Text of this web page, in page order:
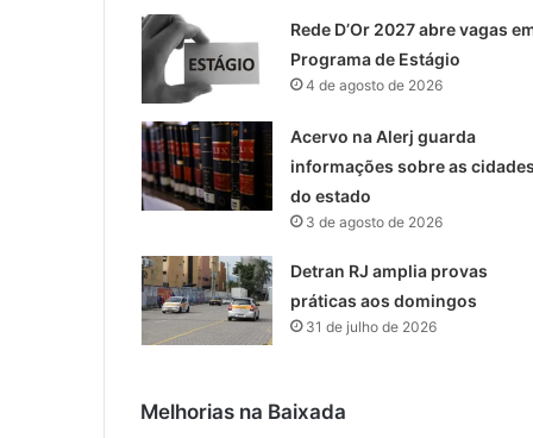
Rede D’Or 2027 abre vagas
Programa de Estágio
4 de agosto de 2026
Acervo na Alerj guarda
informações sobre as
do estado
3 de agosto de 2026
Detran RJ amplia provas
práticas aos domingos
31 de julho de 2026
Melhorias na Baixada